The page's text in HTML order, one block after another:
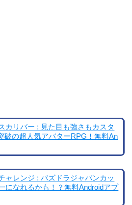
カリバー : 見た目も強さもカスタ
破の超人気アバターRPG！無料An
ャレンジ : パズドラジャパンカッ
になれるかも！？無料Androidアプ